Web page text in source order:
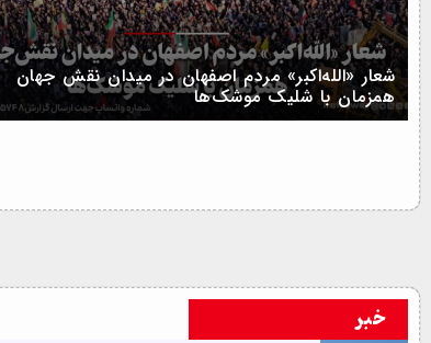
شعار «الله‌اکبر» مردم اصفهان در میدان نقش جهان
همزمان با شلیک موشک‌ها
خبر